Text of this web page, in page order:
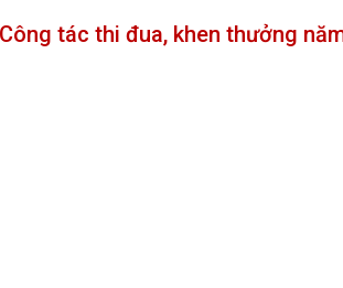
tác thi đua, khen thưởng